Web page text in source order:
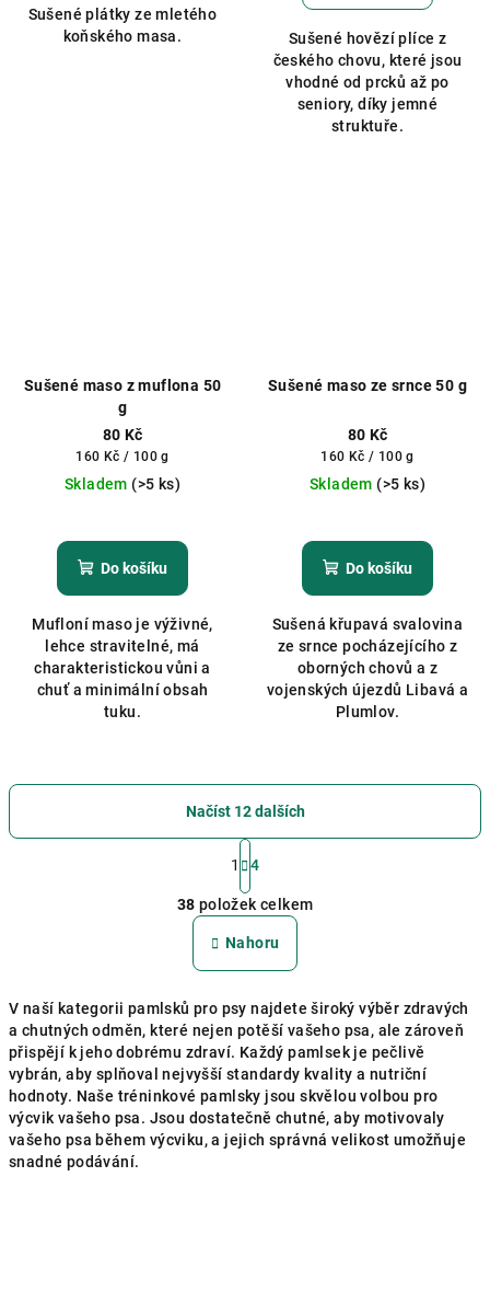
Sušené plátky ze mletého
koňského masa.
z
5
hvězdiček.
Sušené hovězí plíce z
českého chovu, které jsou
vhodné od prcků až po
seniory, díky jemné
struktuře.
Sušené maso z muflona 50
g
80 Kč
Měrná
cena:
160 Kč / 100 g
Skladem (>5 ks)
hodnocení
produktu
z
5
hvězdiček.
Do košíku
Mufloní maso je výživné,
lehce stravitelné, má
charakteristickou vůni a
chuť a minimální obsah
tuku.
Sušené maso ze srnce 50 g
80 Kč
Měrná
cena:
160 Kč / 100 g
Skladem (>5 ks)
Do košíku
Sušená křupavá svalovina
ze srnce pocházejícího z
oborných chovů a z
vojenských újezdů Libavá a
Plumlov.
O
v
l
á
a
c
í
p
r
v
Načíst 12 dalších
S
t
r
á
n
k
o
á
n
í
1 4
38 položek celkem
Nahoru
V naší kategorii pamlsků pro psy najdete široký výběr zdravých
a chutných odměn, které nejen potěší vašeho psa, ale zároveň
přispějí k jeho dobrému zdraví. Každý pamlsek je pečlivě
vybrán, aby splňoval nejvyšší standardy kvality a nutriční
hodnoty. Naše tréninkové pamlsky jsou skvělou volbou pro
výcvik vašeho psa. Jsou dostatečně chutné, aby motivovaly
vašeho psa během výcviku, a jejich správná velikost umožňuje
snadné podávání.